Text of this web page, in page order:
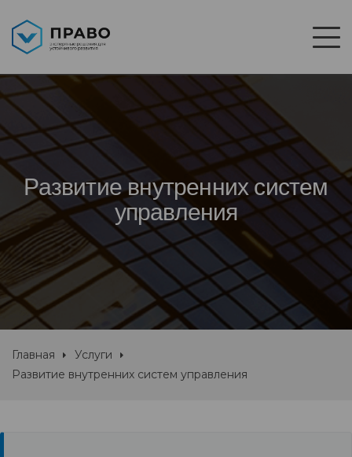
Развитие внутренних систем
управления
Главная
Услуги
Развитие внутренних систем управления